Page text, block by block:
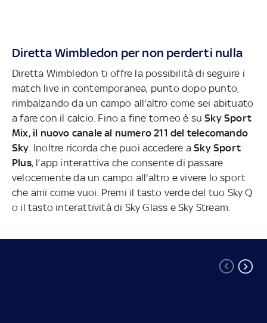
Diretta Wimbledon per non perderti nulla
Diretta Wimbledon ti offre la possibilità di seguire i
match live in contemporanea, punto dopo punto,
rimbalzando da un campo all'altro come sei abituato
a fare con il calcio. Fino a fine torneo è suSky Sport
Mix, il nuovo canale al numero 211 del telecomando
Sky . Inoltre ricorda che puoi accedere aSky Sport
Plus, l’app interattiva che consente di passare
velocemente da un campo all'altro e vivere lo sport
che ami come vuoi. Premi il tasto verde del tuo Sky Q
o il tasto interattività di Sky Glass e Sky Stream.